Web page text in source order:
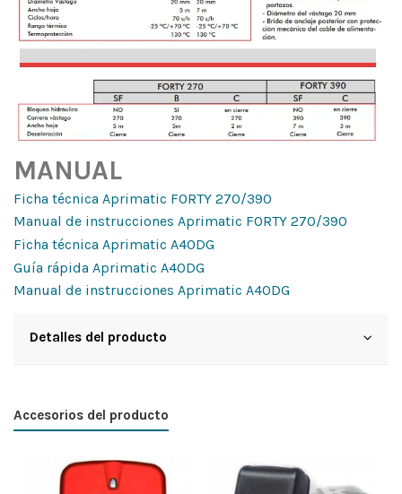
MANUAL
Ficha técnica Aprimatic FORTY 270/390
Manual de instrucciones Aprimatic FORTY 270/390
Ficha técnica Aprimatic A40DG
Guía rápida Aprimatic A40DG
Manual de instrucciones Aprimatic A40DG
Detalles del producto
Accesorios del producto